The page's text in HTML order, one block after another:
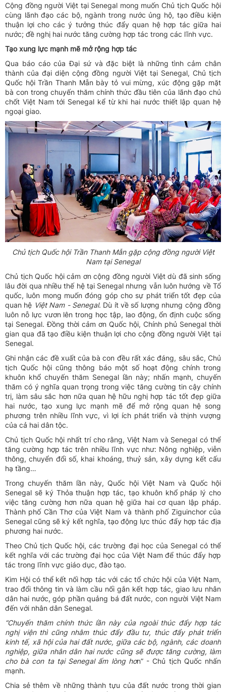
Cộng đồng người Việt tại Senegal mong muốn Chủ tịch Quốc hội
cùng lãnh đạo các bộ, ngành trong nước ủng hộ, tạo điều kiện
thuận lợi cho các ý tưởng thúc đẩy quan hệ hợp tác giữa hai
nước; đề nghị hai nước tăng cường hợp tác trong các lĩnh vực.
Tạo xung lực mạnh mẽ mở rộng hợp tác
Qua báo cáo của Đại sứ và đặc biệt là những tình cảm chân
thành của đại diện cộng đồng người Việt tại Senegal, Chủ tịch
Quốc hội Trần Thanh Mẫn bày tỏ vui mừng, xúc động gặp mặt
bà con trong chuyến thăm chính thức đầu tiên của lãnh đạo chủ
chốt Việt Nam tới Senegal kể từ khi hai nước thiết lập quan hệ
ngoại giao.
Chủ tịch Quốc hội Trần Thanh Mẫn gặp cộng đồng người Việt
Nam tại Senegal
Chủ tịch Quốc hội cảm ơn cộng đồng người Việt dù đã sinh sống
lâu đời qua nhiều thế hệ tại Senegal nhưng vẫn luôn hướng về Tổ
quốc, luôn mong muốn đóng góp cho sự phát triển tốt đẹp của
quan hệ Việt Nam - Senegal. Dù ít về số lượng nhưng cộng đồng
luôn nỗ lực vươn lên trong học tập, lao động, ổn định cuộc sống
tại Senegal. Đồng thời cảm ơn Quốc hội, Chính phủ Senegal thời
gian qua đã tạo điều kiện thuận lợi cho cộng đồng người Việt tại
Senegal.
Ghi nhận các đề xuất của bà con đều rất xác đáng, sâu sắc, Chủ
tịch Quốc hội cũng thông báo một số hoạt động chính trong
khuôn khổ chuyến thăm Senegal lần này; nhấn mạnh, chuyến
thăm có ý nghĩa quan trọng trong việc tăng cường tin cậy chính
trị, làm sâu sắc hơn nữa quan hệ hữu nghị hợp tác tốt đẹp giữa
hai nước, tạo xung lực mạnh mẽ để mở rộng quan hệ song
phương trên nhiều lĩnh vực, vì lợi ích phát triển và thịnh vượng
của cả hai dân tộc.
Chủ tịch Quốc hội nhất trí cho rằng, Việt Nam và Senegal có thể
tăng cường hợp tác trên nhiều lĩnh vực như: Nông nghiệp, viễn
thông, chuyển đổi số, khai khoáng, thuỷ sản, xây dựng kết cấu
hạ tầng…
Trong chuyến thăm lần này, Quốc hội Việt Nam và Quốc hội
Senegal sẽ ký Thỏa thuận hợp tác, tạo khuôn khổ pháp lý cho
việc tăng cường hơn nữa quan hệ giữa hai cơ quan lập pháp.
Thành phố Cần Thơ của Việt Nam và thành phố Ziguinchor của
Senegal cũng sẽ ký kết nghĩa, tạo động lực thúc đẩy hợp tác địa
phương hai nước.
Theo Chủ tịch Quốc hội, các trường đại học của Senegal có thể
kết nghĩa với các trường đại học của Việt Nam để thúc đẩy hợp
tác trong lĩnh vực giáo dục, đào tạo.
Kim Hội có thể kết nối hợp tác với các tổ chức hội của Việt Nam,
trao đổi thông tin và làm cầu nối gắn kết hợp tác, giao lưu nhân
dân hai nước, góp phần quảng bá đất nước, con người Việt Nam
đến với nhân dân Senegal.
“Chuyến thăm chính thức lần này của ngoài thúc đẩy hợp tác
nghị viện thì cũng nhằm thúc đẩy đầu tư, thúc đẩy phát triển
kinh tế, xã hội của hai đất nước, giữa các bộ, ngành, các doanh
nghiệp, giữa nhân dân hai nước cũng sẽ được tăng cường, làm
cho bà con ta tại Senegal ấm lòng hơn” - Chủ tịch Quốc nhấn
mạnh.
Chia sẻ thêm về những thành tựu của đất nước trong thời gian